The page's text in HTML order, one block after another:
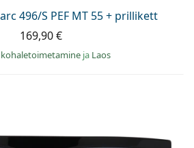
496/S PEF MT 55 + prillikett
169,90 €
kohaletoimetamine ja Laos